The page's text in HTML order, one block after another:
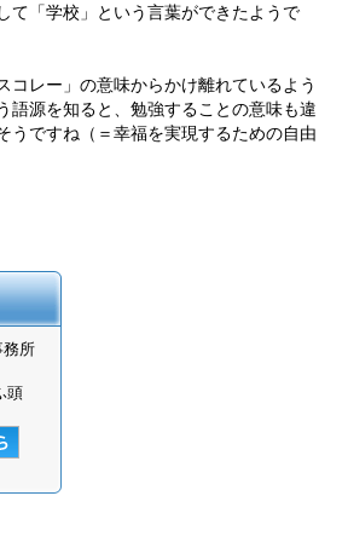
て「学校」という言葉ができたようで
コレー」の意味からかけ離れているよう
語源を知ると、勉強することの意味も違
うですね（＝幸福を実現するための自由
務所
頭